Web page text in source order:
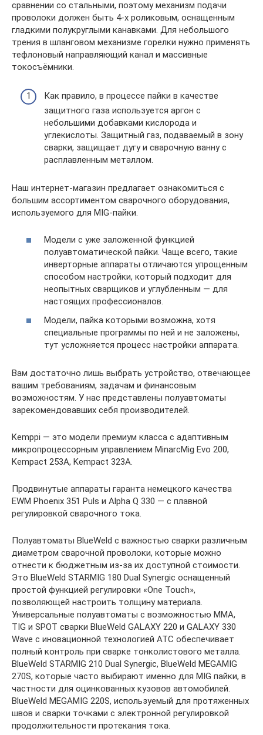
сравнении со стальными, поэтому механизм подачи
проволоки должен быть 4-х роликовым, оснащенным
гладкими полукруглыми канавками. Для небольшого
трения в шланговом механизме горелки нужно применять
тефлоновый направляющий канал и массивные
токосъёмники.
Как правило, в процессе пайки в качестве
защитного газа используется аргон с
небольшими добавками кислорода и
углекислоты. Защитный газ, подаваемый в зону
сварки, защищает дугу и сварочную ванну с
расплавленным металлом.
Наш интернет-магазин предлагает ознакомиться с
большим ассортиментом сварочного оборудования,
используемого для MIG-пайки.
Модели с уже заложенной функцией
полуавтоматической пайки. Чаще всего, такие
инверторные аппараты отличаются упрощенным
способом настройки, который подходит для
неопытных сварщиков и углубленным — для
настоящих профессионалов.
Модели, пайка которыми возможна, хотя
специальные программы по ней и не заложены,
тут усложняется процесс настройки аппарата.
Вам достаточно лишь выбрать устройство, отвечающее
вашим требованиям, задачам и финансовым
возможностям. У нас представлены полуавтоматы
зарекомендовавших себя производителей.
Kemppi — это модели премиум класса с адаптивным
микропроцессорным управлением MinarcMig Evo 200,
Kempact 253A, Kempact 323A.
Продвинутые аппараты гаранта немецкого качества
EWM Phoenix 351 Puls и Alpha Q 330 — с плавной
регулировкой сварочного тока.
Полуавтоматы BlueWeld с важностью сварки различным
диаметром сварочной проволоки, которые можно
отнести к бюджетным из-за их доступной стоимости.
Это BlueWeld STARMIG 180 Dual Synergic оснащенный
простой функцией регулировки «One Touch»,
позволяющей настроить толщину материала.
Универсальные полуавтоматы с возможностью MMA,
TIG и SPOT сварки BlueWeld GALAXY 220 и GALAXY 330
Wave с иновационной технологией АТС обеспечивает
полный контроль при сварке тонколистового металла.
BlueWeld STARMIG 210 Dual Synergic, BlueWeld MEGAMIG
270S, которые часто выбирают именно для MIG пайки, в
частности для оцинкованных кузовов автомобилей.
BlueWeld MEGAMIG 220S, используемый для протяженных
швов и сварки точками с электронной регулировкой
продолжительности протекания тока.